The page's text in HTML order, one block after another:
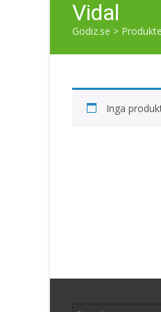
Vidal
Godiz.se >
Inga